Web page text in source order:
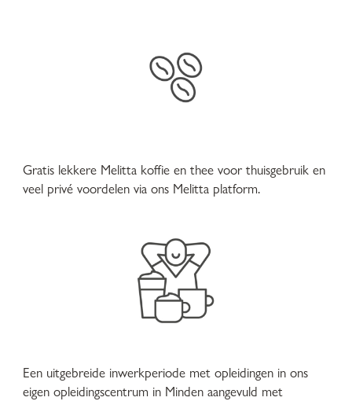
Gratis lekkere Melitta koffie en thee voor thuisgebruik en
veel privé voordelen via ons Melitta platform.
Een uitgebreide inwerkperiode met opleidingen in ons
eigen opleidingscentrum in Minden aangevuld met